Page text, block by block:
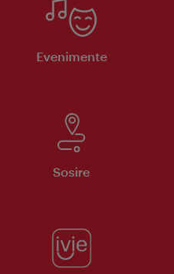
Evenimente
Sosire